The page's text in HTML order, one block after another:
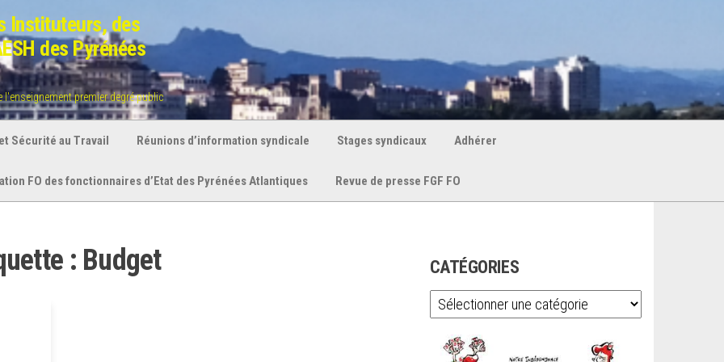
Instituteurs, des
des Pyrénées
premier degré public
Sécurité au Travail Réunions d’information syndicale Stages syndicaux Adhérer
FO des fonctionnaires d’Etat des Pyrénées Atlantiques Revue de presse FGF FO
: Budget CATÉGORIES
Catégories